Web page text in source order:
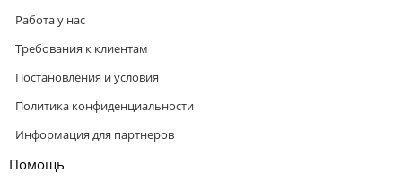
Работа у нас
Требования к клиентам
Постановления и условия
Политика конфиденциальности
Информация для партнеров
Помощь